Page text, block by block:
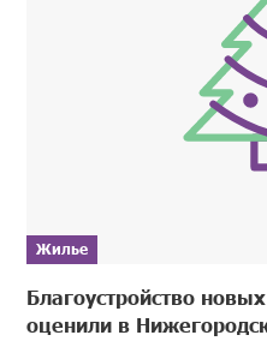
Жилье
Благоустройство
оценили в